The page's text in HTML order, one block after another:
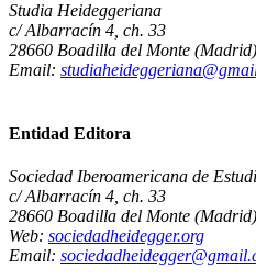
Studia Heideggeriana
c/ Albarracín 4, ch. 33
28660 Boadilla del Monte (Madrid)
Email:
Entidad Editora
Sociedad Iberoamericana de
c/ Albarracín 4, ch. 33
28660 Boadilla del Monte (Madrid)
Web: sociedadheidegger.org
Email: